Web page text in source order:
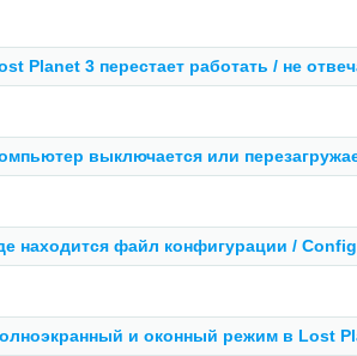
Planet 3 перестает работать / не
выключается или
находится файл конфигурации /
и оконный режим в Lost